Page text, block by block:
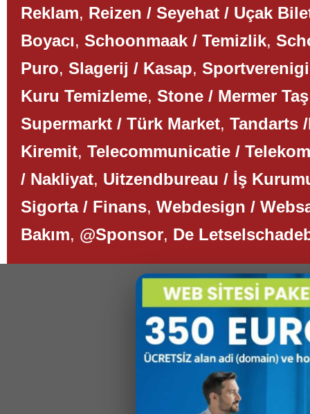
Reklam, Reizen / Seyehat / Uçak
Boyacı, Schoonmaak / Temizlik,
Puro, Slagerij / Kasap,
Kuru Temizleme, Stone / Mermer Taş
Supermarkt / Türk Market, Tandarts
Kiremit, Telecommunicatie / Telekom
/ Nakliyat, Uitzendbureau / İş
Sigorta / Finans, Webdesign /
Bakım, @Sponsor, De